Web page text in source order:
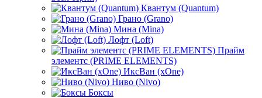
Квантум (Quantum)
Грано (Grano)
Мина (Mina)
Лофт (Loft)
Прайм
элементс (PRIME ELEMENTS)
ИксВан (xOne)
Ниво (Nivo)
Боксы